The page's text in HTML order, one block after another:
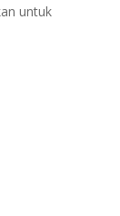
untuk